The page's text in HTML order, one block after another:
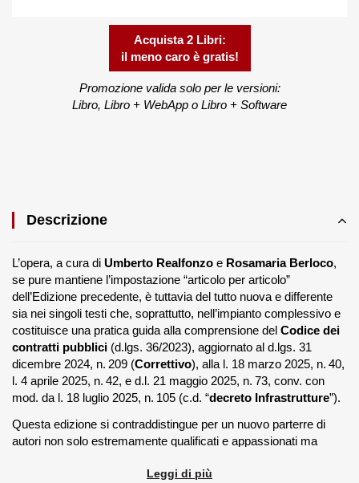
Acquista 2 Libri:
il meno caro è gratis!
Promozione valida solo per le versioni:
Libro, Libro + WebApp o Libro + Software
Descrizione
L’opera, a cura di Umberto Realfonzo e Rosamaria Berloco,
se pure mantiene l’impostazione “articolo per articolo”
dell’Edizione precedente, è tuttavia del tutto nuova e differente
sia nei singoli testi che, soprattutto, nell’impianto complessivo e
costituisce una pratica guida alla comprensione del Codice dei
contratti pubblici (d.lgs. 36/2023), aggiornato al d.lgs. 31
dicembre 2024, n. 209 (Correttivo), alla l. 18 marzo 2025, n. 40,
l. 4 aprile 2025, n. 42, e d.l. 21 maggio 2025, n. 73, conv. con
mod. da l. 18 luglio 2025, n. 105 (c.d. “decreto Infrastrutture”).
Questa edizione si contraddistingue per un nuovo parterre di
autori non solo estremamente qualificati e appassionati ma
impegnati in materia di contratti: Magistrati del Consiglio di Stato,
Leggi di più